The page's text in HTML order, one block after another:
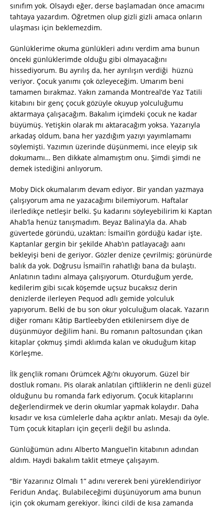
sınıfım yok. Olsaydı eğer, derse başlamadan önce amacımı
tahtaya yazardım. Öğretmen olup gizli gizli amaca onların
ulaşması için beklemezdim.
Günlüklerime okuma günlükleri adını verdim ama bunun
önceki günlüklerimde olduğu gibi olmayacağını
hissediyorum. Bu ayrılış da, her ayrılışın verdiği hüznü
veriyor. Çocuk yanımı çok özleyeceğim. Umarım beni
tamamen bırakmaz. Yakın zamanda Montreal’de Yaz Tatili
kitabını bir genç çocuk gözüyle okuyup yolculuğumu
aktarmaya çalışacağım. Bakalım içimdeki çocuk ne kadar
büyümüş. Yetişkin olarak mı aktaracağım yoksa. Yazarıyla
arkadaş oldum, bana her yazdığım yazıyı yayımlamamı
söylemişti. Yazımın üzerinde düşünmemi, ince eleyip sık
dokumamı… Ben dikkate almamıştım onu. Şimdi şimdi ne
demek istediğini anlıyorum.
Moby Dick okumalarım devam ediyor. Bir yandan yazmaya
çalışıyorum ama ne yazacağımı bilemiyorum. Haftalar
ilerledikçe netleşir belki. Şu kadarını söyleyebilirim ki Kaptan
Ahab’la henüz tanışmadım. Beyaz Balina’yla da. Ahab
güvertede göründü, uzaktan: İsmail’in gördüğü kadar işte.
Kaptanlar gergin bir şekilde Ahab’ın patlayacağı aanı
bekleyişi beni de geriyor. Gözler denize çevrilmiş; görünürde
balık da yok. Doğrusu İsmail’in rahatlığı bana da bulaştı.
Anlatının tadını almaya çalışıyorum. Oturduğum yerde,
kedilerim gibi sıcak köşemde uçsuz bucaksız derin
denizlerde ilerleyen Pequod adlı gemide yolculuk
yapıyorum. Belki de bu son okur yolculuğum olacak. Yazarın
diğer romanı Kâtip Bartleeby’den etkilenirsem diye de
düşünmüyor değilim hani. Bu romanın paltosundan çıkan
kitaplar çokmuş şimdi aklımda kalan ve okuduğum kitap
Körleşme.
İlk gençlik romanı Örümcek Ağı’nı okuyorum. Güzel bir
dostluk romanı. Pis olarak anlatılan çiftliklerin ne denli güzel
olduğunu bu romanda fark ediyorum. Çocuk kitaplarını
değerlendirmek ve derin okumlar yapmak kolaydır. Daha
kısadır ve kısa cümlelerle daha açıktır anlatı. Mesajı da öyle.
Tüm çocuk kitapları için geçerli değil bu aslında.
Günlüğümün adını Alberto Manguel’in kitabının adından
aldım. Haydi bakalım taklit etmeye çalışayım.
“Bir Yazarınız Olmalı 1” adını vererek beni yüreklendiriyor
Feridun Andaç. Bulabileceğimi düşünüyorum ama bunun
için çok okumam gerekiyor. İkinci cildi de kısa zamanda